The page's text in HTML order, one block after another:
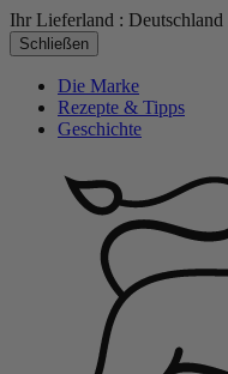
Ihr Lieferland : Deutschland
Schließen
Die Marke
Rezepte & Tipps
Geschichte